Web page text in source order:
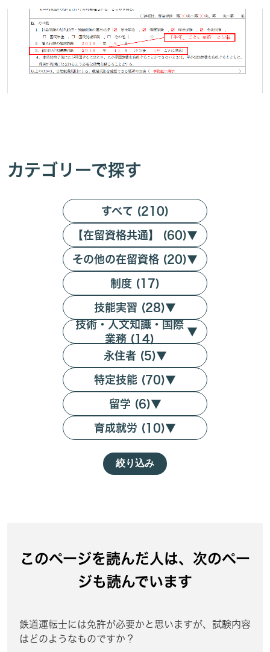
カテゴリーで探す
すべて (210)
【在留資格共通】 (60)▼
その他の在留資格 (20)▼
制度 (17)
技能実習 (28)▼
技術・人文知識・国際
業務 (14)
▼
永住者 (5)▼
特定技能 (70)▼
留学 (6)▼
育成就労 (10)▼
絞り込み
このページを読んだ人は、次のペー
ジも読んでいます
鉄道運転士には免許が必要かと思いますが、試験内容
はどのようなものですか？